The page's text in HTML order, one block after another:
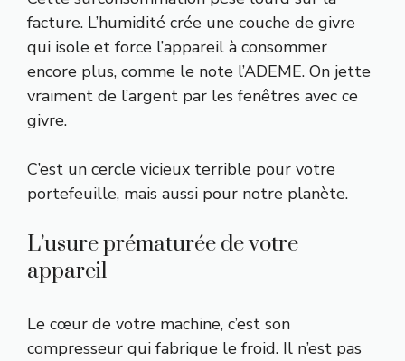
facture. L’humidité crée une couche de givre
qui isole et force l’appareil à consommer
encore plus, comme le note l’ADEME. On jette
vraiment de l’argent par les fenêtres avec ce
givre.
C’est un cercle vicieux terrible pour votre
portefeuille, mais aussi pour notre planète.
L’usure prématurée de votre
appareil
Le cœur de votre machine, c’est son
compresseur qui fabrique le froid. Il n’est pas